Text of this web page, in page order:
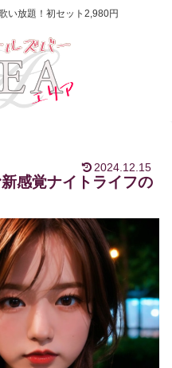
い放題！初セット2,980円
2024.12.15
感覚ナイトライフの